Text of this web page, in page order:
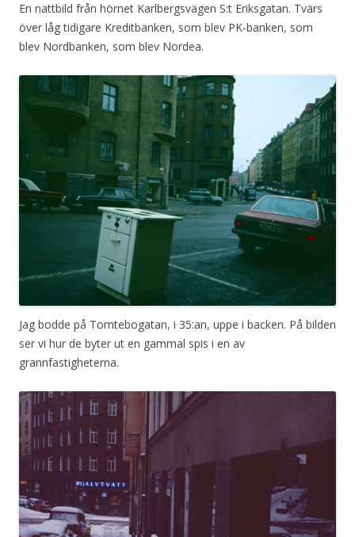
En nattbild från hörnet Karlbergsvägen S:t Eriksgatan. Tvärs
över låg tidigare Kreditbanken, som blev PK-banken, som
blev Nordbanken, som blev Nordea.
Jag bodde på Tomtebogatan, i 35:an, uppe i backen. På bilden
ser vi hur de byter ut en gammal spis i en av
grannfastigheterna.